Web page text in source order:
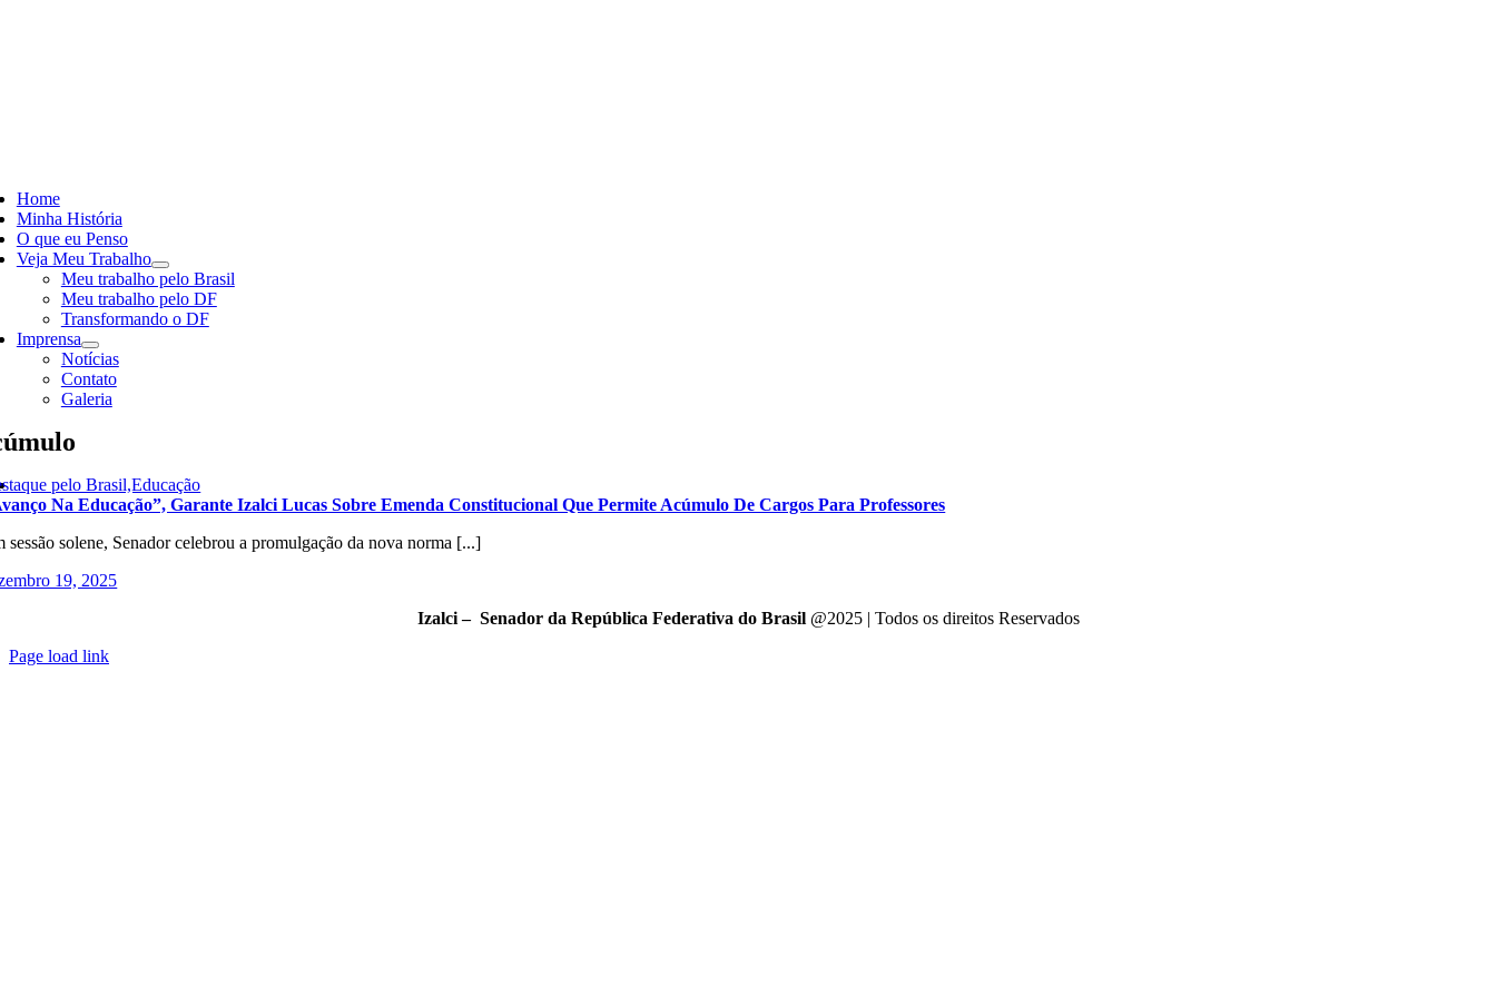
Home
Minha História
O que eu Penso
Veja Meu Trabalho
Meu trabalho pelo Brasil
Meu trabalho pelo DF
Transformando o DF
Imprensa
Notícias
Contato
Galeria
pelo Brasil,Educação
Na Educação”, Garante Izalci Lucas Sobre Emenda Constitucional Que Permite Acúmulo De Cargos Para Professores
sessão solene, Senador celebrou a promulgação da nova norma [...]
19, 2025
Izalci – Senador da República Federativa do Brasil@2025 | Todos os direitos Reservados
Page load link